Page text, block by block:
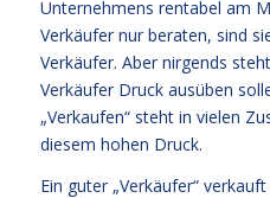
Unternehmens rentabel am
Verkäufer nur beraten, sind
Verkäufer. Aber nirgends
Verkäufer Druck ausüben
„Verkaufen“ steht in vielen
diesem hohen Druck.
Ein guter „Verkäufer“